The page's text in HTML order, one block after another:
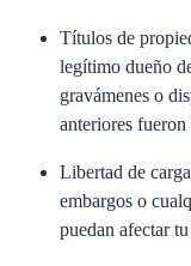
Títulos de
legítimo dueño
gravámenes o
anteriores
Libertad de
embargos o
puedan afectar